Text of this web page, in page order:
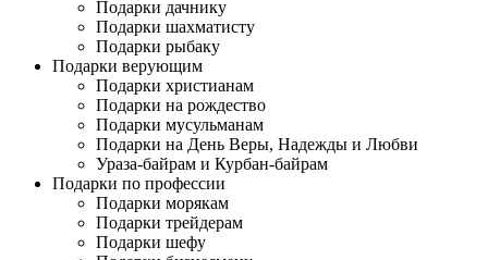
Подарки дачнику
Подарки шахматисту
Подарки рыбаку
Подарки верующим
Подарки христианам
Подарки на рождество
Подарки мусульманам
Подарки на День Веры, Надежды и Любви
Ураза-байрам и Курбан-байрам
Подарки по профессии
Подарки морякам
Подарки трейдерам
Подарки шефу